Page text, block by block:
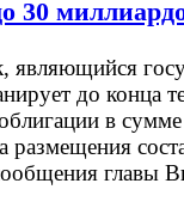
30
являющийся
до конца
в
главы